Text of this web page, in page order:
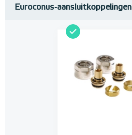
Euroconus-aansluitkoppelingen